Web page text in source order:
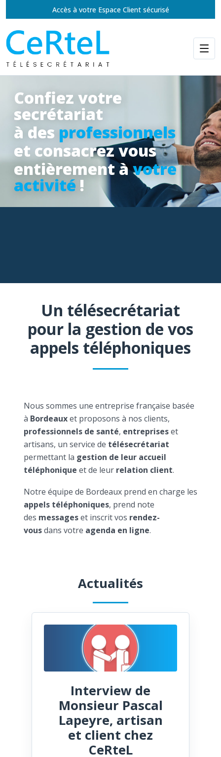
Accès à votre Espace Client sécurisé
Confiez votre
secrétariat
à des professionnels
et consacrez vous
entièrement àvotre
activité !
Un télésecrétariat
pour la gestion de vos
appels téléphoniques
Nous sommes une entreprise française basée
à Bordeauxet proposons à nos clients,
professionnels de santé, entrepriseset
artisans, un service de télésecrétariat
permettant la gestion de leur accueil
téléphonique et de leur relation client.
Notre équipe de Bordeaux prend en charge les
appels téléphoniques, prend note
des messageset inscrit vos rendez-
vousdans votre agenda en ligne.
Actualités
Interview de
Monsieur Pascal
Lapeyre, artisan
et client chez
CeRteL